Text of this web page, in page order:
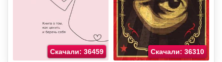
Скачали: 36459 Скачали: 36310